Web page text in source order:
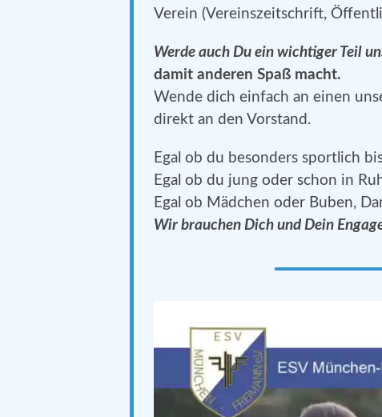
Verein (Vereinszeitschrift,
Werde auch Du ein wichtiger Teil
damit anderen Spaß macht.
Wende dich einfach an einen
direkt an den Vorstand.
Egal ob du besonders sportlich
Egal ob du jung oder schon in
Egal ob Mädchen oder Buben,
Wir brauchen Dich und Dein